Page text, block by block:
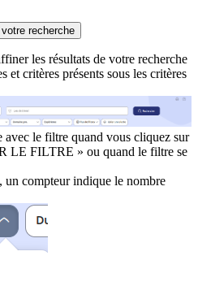
recherche
les résultats de votre recherche
et critères présents sous les critères
avec le filtre quand vous cliquez sur
LE FILTRE » ou quand le filtre se
un compteur indique le nombre